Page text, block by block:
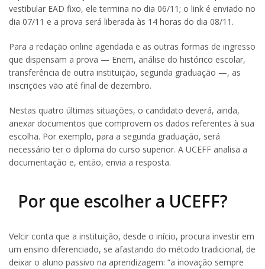
vestibular EAD fixo, ele termina no dia 06/11; o link é enviado no
dia 07/11 e a prova será liberada às 14 horas do dia 08/11.
Para a redação online agendada e as outras formas de ingresso
que dispensam a prova — Enem, análise do histórico escolar,
transferência de outra instituição, segunda graduação —, as
inscrições vão até final de dezembro.
Nestas quatro últimas situações, o candidato deverá, ainda,
anexar documentos que comprovem os dados referentes à sua
escolha. Por exemplo, para a segunda graduação, será
necessário ter o diploma do curso superior. A UCEFF analisa a
documentação e, então, envia a resposta.
Por que escolher a UCEFF?
Velcir conta que a instituição, desde o início, procura investir em
um ensino diferenciado, se afastando do método tradicional, de
deixar o aluno passivo na aprendizagem: “a inovação sempre